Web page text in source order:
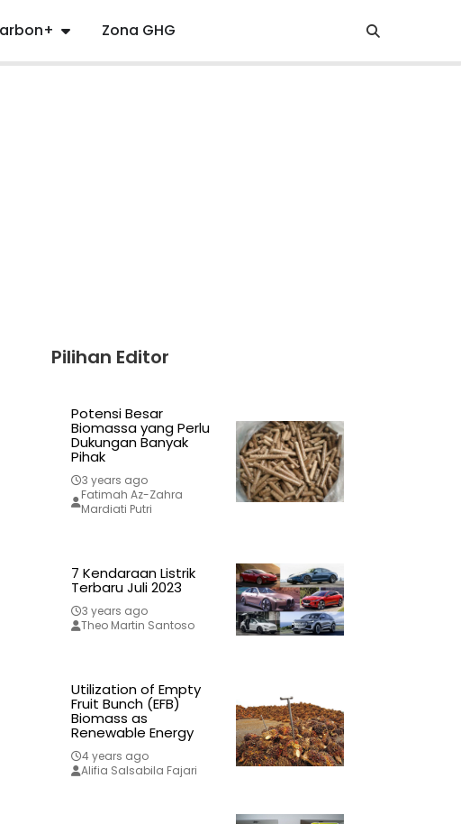
Zona GHG
Pilihan Editor
Potensi Besar
Biomassa yang Perlu
Dukungan Banyak
Pihak
3 years ago
Fatimah Az-Zahra
Mardiati Putri
7 Kendaraan Listrik
Terbaru Juli 2023
3 years ago
Theo Martin Santoso
Utilization of Empty
Fruit Bunch (EFB)
Biomass as
Renewable Energy
4 years ago
Alifia Salsabila Fajari